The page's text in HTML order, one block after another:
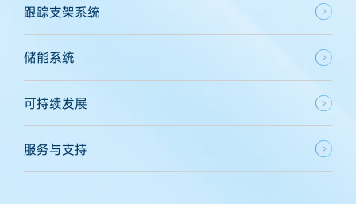
跟踪支架系统
储能系统
可持续发展
服务与支持